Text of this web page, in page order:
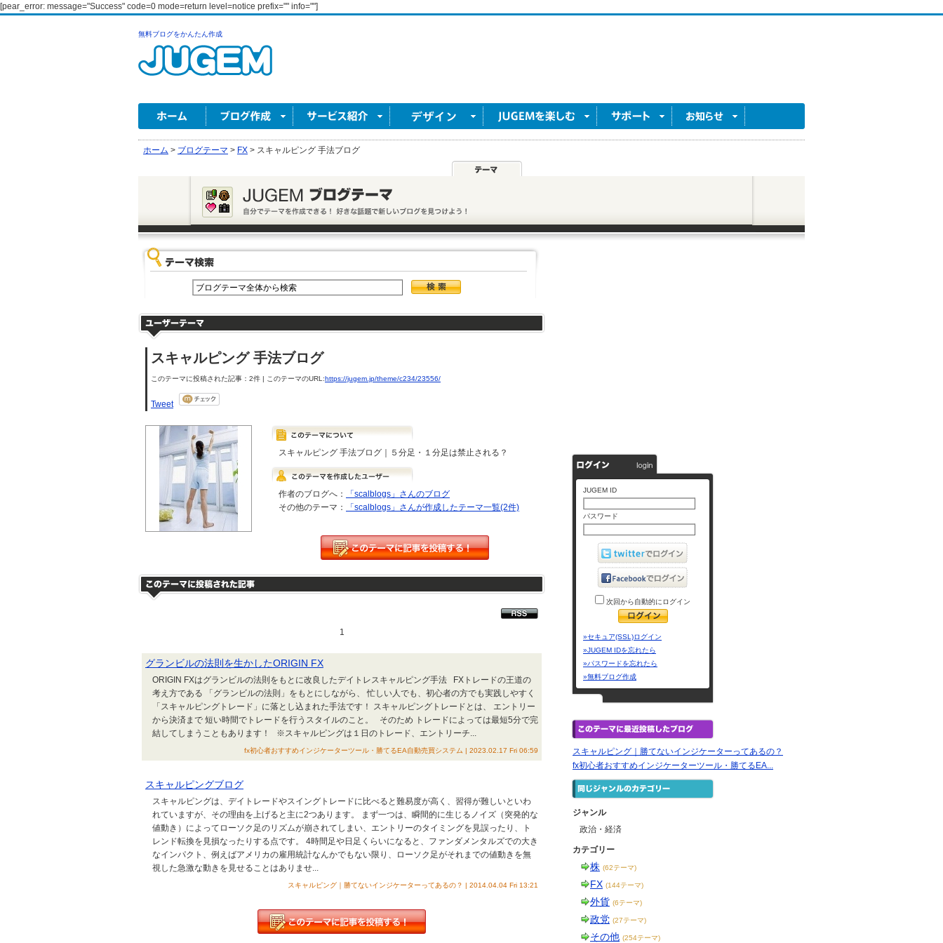
[pear_error: message="Success" code=0 mode=return level=notice prefix="" info=""]
無料ブログをかんたん作成
ホーム > ブログテーマ > FX > スキャルピング 手法ブログ
スキャルピング 手法ブログ
このテーマに投稿された記事：2件 | このテーマのURL:https://jugem.jp/theme/c234/23556/
Tweet
スキャルピング 手法ブログ｜５分足・１分足は禁止される？
作者のブログへ：
「scalblogs」さんのブログ
その他のテーマ：
「scalblogs」さんが作成したテーマ一覧(2件)
1
グランビルの法則を生かしたORIGIN FX
ORIGIN FXはグランビルの法則をもとに改良したデイトレスキャルピング手法 FXトレードの王道の
考え方である 「グランビルの法則」をもとにしながら、 忙しい人でも、初心者の方でも実践しやすく
「スキャルピングトレード」に落とし込まれた手法です！ スキャルピングトレードとは、 エントリー
から決済まで 短い時間でトレードを行うスタイルのこと。 そのため トレードによっては最短5分で完
結してしまうこともあります！ ※スキャルピングは１日のトレード、エントリーチ...
fx初心者おすすめインジケーターツール・勝てるEA自動売買システム | 2023.02.17 Fri 06:59
スキャルピングブログ
スキャルピングは、デイトレードやスイングトレードに比べると難易度が高く、習得が難しいといわ
れていますが、その理由を上げると主に2つあります。 まず一つは、瞬間的に生じるノイズ（突発的な
値動き）によってローソク足のリズムが崩されてしまい、エントリーのタイミングを見誤ったり、ト
レンド転換を見損なったりする点です。 4時間足や日足くらいになると、ファンダメンタルズでの大き
なインパクト、例えばアメリカの雇用統計なんかでもない限り、ローソク足がそれまでの値動きを無
視した急激な動きを見せることはありませ...
スキャルピング｜勝てないインジケーターってあるの？ | 2014.04.04 Fri 13:21
JUGEM ID
パスワード
次回から自動的にログイン
»セキュア(SSL)ログイン
»JUGEM IDを忘れたら
»パスワードを忘れたら
»無料ブログ作成
スキャルピング｜勝てないインジケーターってあるの？
fx初心者おすすめインジケーターツール・勝てるEA...
ジャンル
政治・経済
カテゴリー
株 (62テーマ)
FX (144テーマ)
外貨 (6テーマ)
政党 (27テーマ)
その他 (254テーマ)